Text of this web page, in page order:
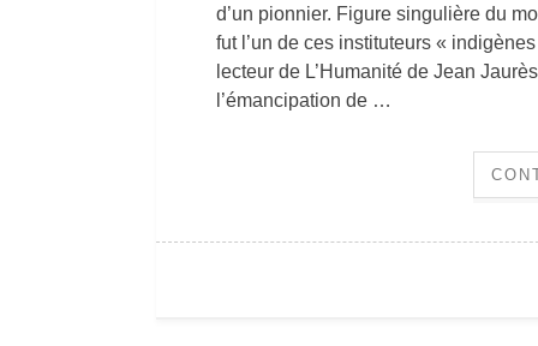
d’un pionnier. Figure singulière du
fut l’un de ces instituteurs «
lecteur de L’Humanité de Jean
l’émancipation de …